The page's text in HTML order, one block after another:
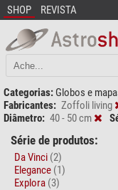
SHOP REVISTA
Categorias: Globos e
Fabricantes: Zoffoli living
Diâmetro: 40 - 50 cm
Série de produtos:
Da Vinci (2)
Elegance (1)
Explora (3)